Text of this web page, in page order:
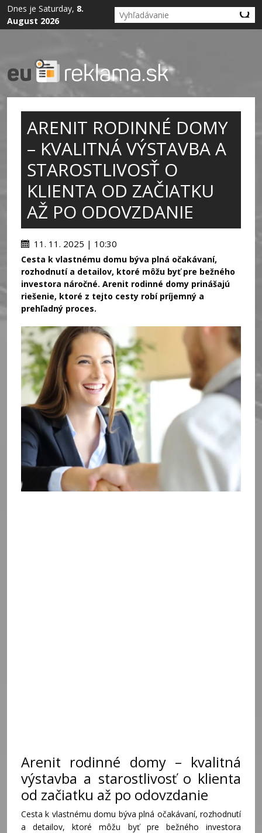
Dnes je Saturday, 8.
August 2026
ARENIT RODINNÉ DOMY
– KVALITNÁ VÝSTAVBA A
STAROSTLIVOSŤ O
KLIENTA OD ZAČIATKU
AŽ PO ODOVZDANIE
11. 11. 2025 | 10:30
Cesta k vlastnému domu býva plná očakávaní,
rozhodnutí a detailov, ktoré môžu byť pre bežného
investora náročné. Arenit rodinné domy prinášajú
riešenie, ktoré z tejto cesty robí príjemný a
prehľadný proces.
Arenit rodinné domy – kvalitná
výstavba a starostlivosť o klienta
od začiatku až po odovzdanie
Cesta k vlastnému domu býva plná očakávaní, rozhodnutí
a detailov, ktoré môžu byť pre bežného investora